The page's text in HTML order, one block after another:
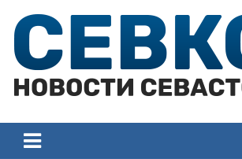
content
Севастополя
Севастополя